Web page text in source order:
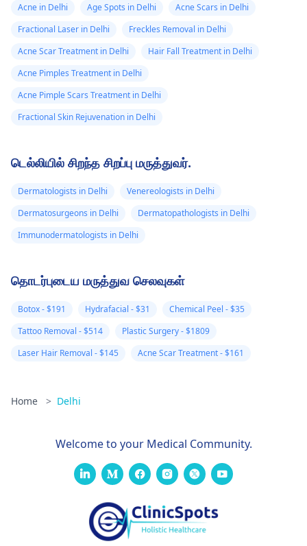
Acne in Delhi Age Spots in Delhi
Acne Scars in Delhi
Fractional Laser in Delhi
Freckles Removal in Delhi
Acne Scar Treatment in Delhi
Hair Fall Treatment in Delhi
Acne Pimples Treatment in Delhi
Acne Pimple Scars Treatment in Delhi
Fractional Skin Rejuvenation in Delhi
டெல்லியில் சிறந்த சிறப்பு மருத்துவர்.
Dermatologists in Delhi
Venereologists in Delhi
Dermatosurgeons in Delhi
Dermatopathologists in Delhi
Immunodermatologists in Delhi
தொடர்புடைய மருத்துவ செலவுகள்
Botox - $191 Hydrafacial - $31
Chemical Peel - $35
Tattoo Removal - $514
Plastic Surgery - $1809
Laser Hair Removal - $145
Acne Scar Treatment - $161
Home > Delhi
Welcome to your Medical Community.